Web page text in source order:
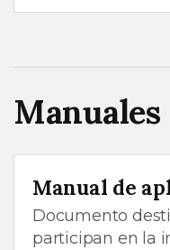
Manual de
Documento
participan en la